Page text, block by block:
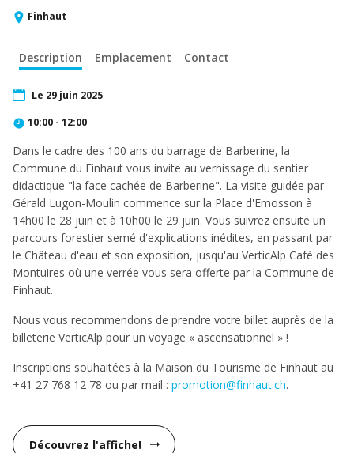
Finhaut
Description Emplacement Contact
Le 29 juin 2025
10:00 - 12:00
Dans le cadre des 100 ans du barrage de Barberine, la
Commune du Finhaut vous invite au vernissage du sentier
didactique "la face cachée de Barberine". La visite guidée par
Gérald Lugon-Moulin commence sur la Place d'Emosson à
14h00 le 28 juin et à 10h00 le 29 juin. Vous suivrez ensuite un
parcours forestier semé d'explications inédites, en passant par
le Château d'eau et son exposition, jusqu'au VerticAlp Café des
Montuires où une verrée vous sera offerte par la Commune de
Finhaut.
Nous vous recommendons de prendre votre billet auprès de la
billeterie VerticAlp pour un voyage « ascensationnel » !
Inscriptions souhaitées à la Maison du Tourisme de Finhaut au
+41 27 768 12 78 ou par mail : promotion@finhaut.ch.
Découvrez l'affiche! arrow_right_alt